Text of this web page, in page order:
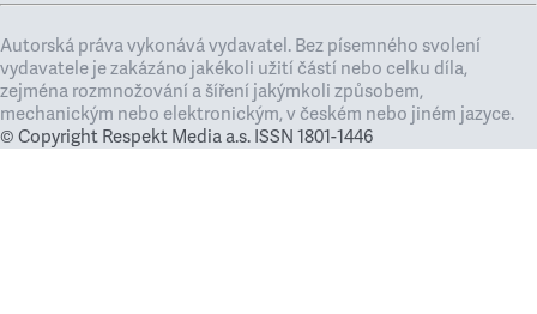
Autorská práva vykonává vydavatel. Bez písemného svolení
vydavatele je zakázáno jakékoli užití částí nebo celku díla,
zejména rozmnožování a šíření jakýmkoli způsobem,
mechanickým nebo elektronickým, v českém nebo jiném jazyce.
© Copyright Respekt Media a.s. ISSN 1801-1446